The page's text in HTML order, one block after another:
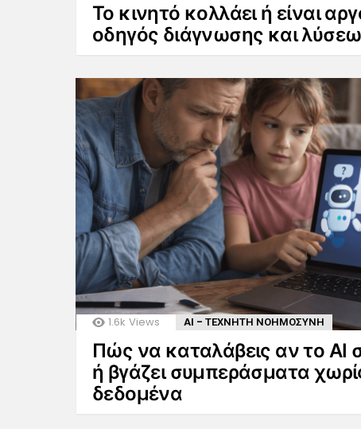
Το κινητό κολλάει ή είναι
οδηγός διάγνωσης και
1.6k Views AI - ΤΕΧΝΗΤΗ ΝΟΗΜΟΣΥΝΗ
Πώς να καταλάβεις αν το AI
ή βγάζει συμπεράσματα
δεδομένα